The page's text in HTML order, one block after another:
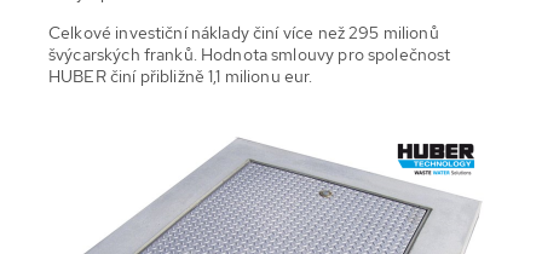
Celkové investiční náklady činí více než 295 milionů
švýcarských franků. Hodnota smlouvy pro společnost
HUBER činí přibližně 1,1 milionu eur.